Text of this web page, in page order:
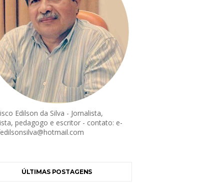
Edilson da Silva - Jornalista,
pedagogo e escritor - contato: e-
ÚLTIMAS POSTAGENS